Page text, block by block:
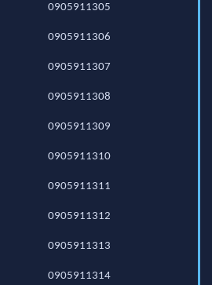
0905911305
0905911306
0905911307
0905911308
0905911309
0905911310
0905911311
0905911312
0905911313
0905911314